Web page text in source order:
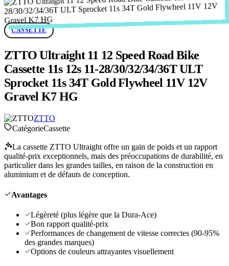
CASSETTE
ZTTO Ultraight 11 12 Speed Road Bike
Cassette 11s 12s 11-28/30/32/34/36T ULT
Sprocket 11s 34T Gold Flywheel 11V 12V
Gravel K7 HG
ZTTO
CatégorieCassette
La cassette ZTTO Ultraight offre un gain de poids et un rapport
qualité-prix exceptionnels, mais des préoccupations de durabilité, en
particulier dans les grandes tailles, en raison de la construction en
aluminium et de défauts de conception.
Avantages
Légèreté (plus légère que la Dura-Ace)
Bon rapport qualité-prix
Performances de changement de vitesse correctes (90-95%
des grandes marques)
Options de couleurs attrayantes visuellement